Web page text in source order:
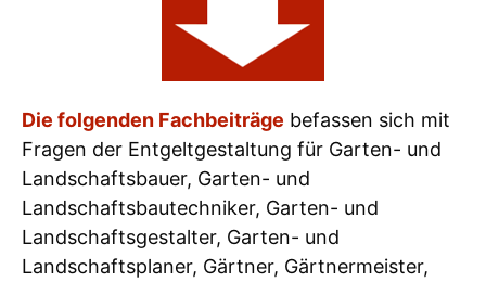
Die folgenden Fachbeiträge befassen sich mit
Fragen der Entgeltgestaltung für Garten- und
Landschaftsbauer, Garten- und
Landschaftsbautechniker, Garten- und
Landschaftsgestalter, Garten- und
Landschaftsplaner, Gärtner, Gärtnermeister,